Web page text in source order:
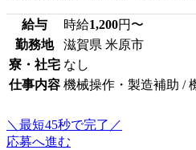
給与 時給1,200円〜
勤務地
滋賀県 米原市
寮・社宅 なし
仕事内容 機械操作・製造補助 /
＼最短45秒で完了／
応募へ進む